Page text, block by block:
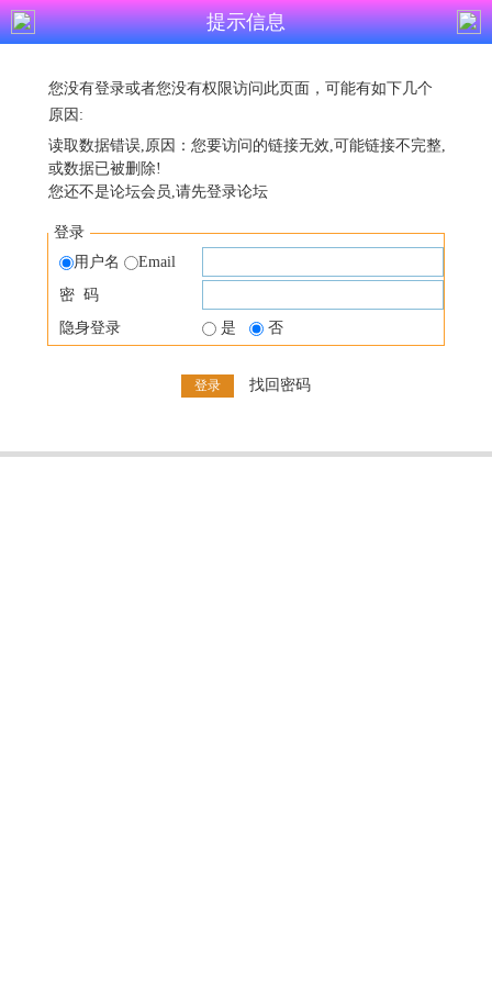
提示信息
您没有登录或者您没有权限访问此页面，可能有如下几个
原因:
读取数据错误,原因：您要访问的链接无效,可能链接不完整,
或数据已被删除!
您还不是论坛会员,请先登录论坛
登录
用户名
Email
密 码
隐身登录
是 否
找回密码